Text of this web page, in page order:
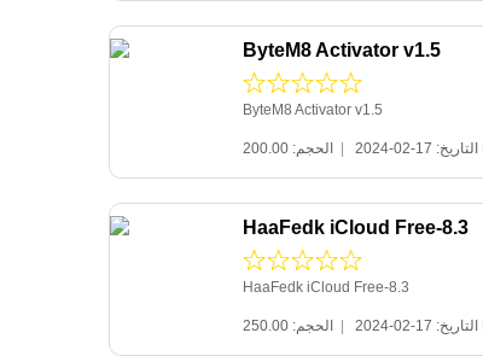
ByteM8 Activator v1.5
ByteM8 Activator v1.5
التاريخ: 17-02-2024
HaaFedk iCloud Free-8.3
HaaFedk iCloud Free-8.3
التاريخ: 17-02-2024